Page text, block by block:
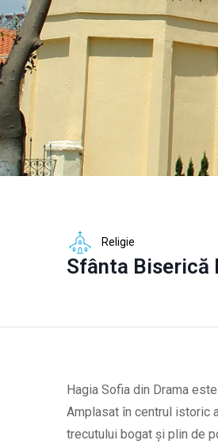
Religie
Sfânta Biserică
Hagia Sofia din Drama
Amplasat în centrul istoric
trecutului bogat și plin de